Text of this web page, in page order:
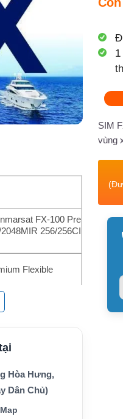
FX-100 Pre
256/256CI
Flexible
Fleet Xpr
Hòa Hưng,
Dân Chủ)
SIM
vùng